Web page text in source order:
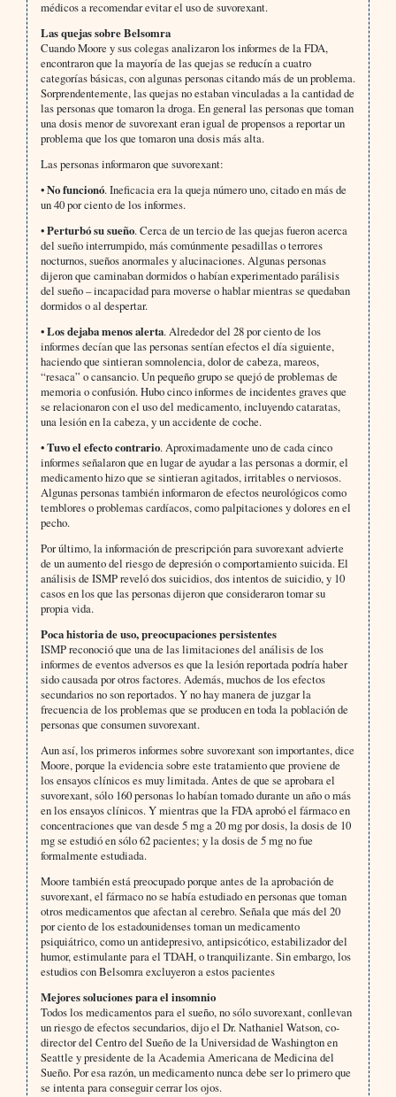
médicos a recomendar evitar el uso de suvorexant.
Las quejas sobre Belsomra
Cuando Moore y sus colegas analizaron los informes de la FDA,
encontraron que la mayoría de las quejas se reducín a cuatro
categorías básicas, con algunas personas citando más de un problema.
Sorprendentemente, las quejas no estaban vinculadas a la cantidad de
las personas que tomaron la droga. En general las personas que toman
una dosis menor de suvorexant eran igual de propensos a reportar un
problema que los que tomaron una dosis más alta.
Las personas informaron que suvorexant:
•No funcionó. Ineficacia era la queja número uno, citado en más de
un 40 por ciento de los informes.
•Perturbó su sueño. Cerca de un tercio de las quejas fueron acerca
del sueño interrumpido, más comúnmente pesadillas o terrores
nocturnos, sueños anormales y alucinaciones. Algunas personas
dijeron que caminaban dormidos o habían experimentado parálisis
del sueño – incapacidad para moverse o hablar mientras se quedaban
dormidos o al despertar.
•Los dejaba menos alerta. Alrededor del 28 por ciento de los
informes decían que las personas sentían efectos el día siguiente,
haciendo que sintieran somnolencia, dolor de cabeza, mareos,
“resaca” o cansancio. Un pequeño grupo se quejó de problemas de
memoria o confusión. Hubo cinco informes de incidentes graves que
se relacionaron con el uso del medicamento, incluyendo cataratas,
una lesión en la cabeza, y un accidente de coche.
•Tuvo el efecto contrario. Aproximadamente uno de cada cinco
informes señalaron que en lugar de ayudar a las personas a dormir, el
medicamento hizo que se sintieran agitados, irritables o nerviosos.
Algunas personas también informaron de efectos neurológicos como
temblores o problemas cardíacos, como palpitaciones y dolores en el
pecho.
Por último, la información de prescripción para suvorexant advierte
de un aumento del riesgo de depresión o comportamiento suicida. El
análisis de ISMP reveló dos suicidios, dos intentos de suicidio, y 10
casos en los que las personas dijeron que consideraron tomar su
propia vida.
Poca historia de uso, preocupaciones persistentes
ISMP reconoció que una de las limitaciones del análisis de los
informes de eventos adversos es que la lesión reportada podría haber
sido causada por otros factores. Además, muchos de los efectos
secundarios no son reportados. Y no hay manera de juzgar la
frecuencia de los problemas que se producen en toda la población de
personas que consumen suvorexant.
Aun así, los primeros informes sobre suvorexant son importantes, dice
Moore, porque la evidencia sobre este tratamiento que proviene de
los ensayos clínicos es muy limitada. Antes de que se aprobara el
suvorexant, sólo 160 personas lo habían tomado durante un año o más
en los ensayos clínicos. Y mientras que la FDA aprobó el fármaco en
concentraciones que van desde 5 mg a 20 mg por dosis, la dosis de 10
mg se estudió en sólo 62 pacientes; y la dosis de 5 mg no fue
formalmente estudiada.
Moore también está preocupado porque antes de la aprobación de
suvorexant, el fármaco no se había estudiado en personas que toman
otros medicamentos que afectan al cerebro. Señala que más del 20
por ciento de los estadounidenses toman un medicamento
psiquiátrico, como un antidepresivo, antipsicótico, estabilizador del
humor, estimulante para el TDAH, o tranquilizante. Sin embargo, los
estudios con Belsomra excluyeron a estos pacientes
Mejores soluciones para el insomnio
Todos los medicamentos para el sueño, no sólo suvorexant, conllevan
un riesgo de efectos secundarios, dijo el Dr. Nathaniel Watson, co-
director del Centro del Sueño de la Universidad de Washington en
Seattle y presidente de la Academia Americana de Medicina del
Sueño. Por esa razón, un medicamento nunca debe ser lo primero que
se intenta para conseguir cerrar los ojos.